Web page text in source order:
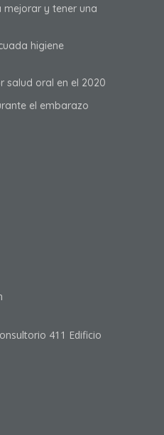
mejorar y tener una
higiene
salud oral en el 2020
el embarazo
411 Edificio